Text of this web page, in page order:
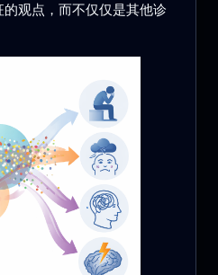
观点，而不仅仅是其他诊